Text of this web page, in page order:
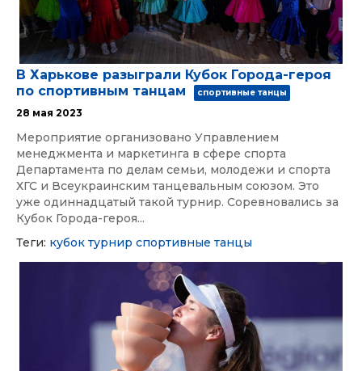
В Харькове разыграли Кубок Города-героя
по спортивным танцам
спортивные танцы
28 мая 2023
Мероприятие организовано Управлением
менеджмента и маркетинга в сфере спорта
Департамента по делам семьи, молодежи и спорта
ХГС и Всеукраинским танцевальным союзом. Это
уже одиннадцатый такой турнир. Соревновались за
Кубок Города-героя...
Теги: кубок турнир спортивные танцы